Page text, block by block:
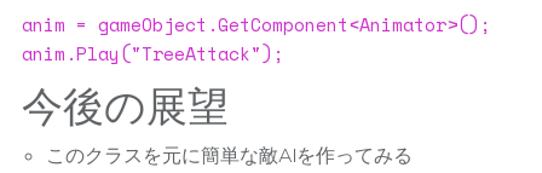
anim = gameObject.GetComponent<Animator>();
anim.Play("TreeAttack");
今後の展望
このクラスを元に簡単な敵AIを作ってみる